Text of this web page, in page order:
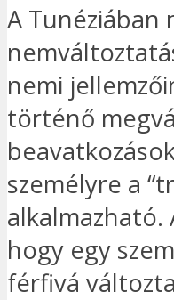
A
nemi
történő
személyre a
alkalmazható.
hogy egy
férfivá